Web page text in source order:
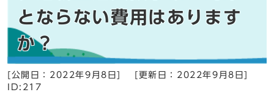
とならない費用はあります
か？
[公開日：2022年9月8日]
[更新日：2022年9月8日]
ID:217